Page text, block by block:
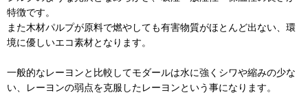
特徴です。
また木材パルプが原料で燃やしても有害物質がほとんど出ない、環
境に優しいエコ素材となります。
一般的なレーヨンと比較してモダールは水に強くシワや縮みの少な
い、レーヨンの弱点を克服したレーヨンという事になります。